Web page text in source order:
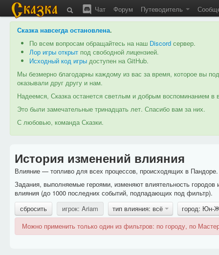
Чат Форум Путеводитель
Сказка навсегда остановлена.
По всем вопросам обращайтесь на наш Discord сервер.
Лор игры открыт под свободной лицензией.
Исходный код игры доступен на GitHub.
Мы безмерно благодарны каждому из вас за время, которое вы
оказывали друг другу и нам.
Надеемся, Сказка останется светлым и добрым воспоминанием
Это были замечательные тринадцать лет. Спасибо вам за них.
С любовью, команда Сказки.
История изменений влияния
Влияние — топливо для всех процессов, происходящих в
Задания, выполняемые героями, изменяют влиятельность
влияния (до 1000 последних событий, подпадающих под фильтр).
сбросить
игрок: Ariam тип влияния: всё
город: Юн-
Можно применить только один из фильтров: по городу, по